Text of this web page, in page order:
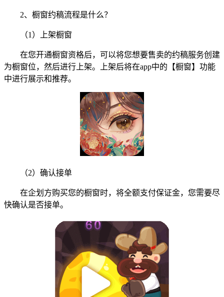
2、橱窗约稿流程是什么？
（1）上架橱窗
在您开通橱窗资格后，可以将您想要售卖的约稿服务创建
为橱窗位，然后进行上架。上架后将在app中的【橱窗】功能
中进行展示和推荐。
（2）确认接单
在企划方购买您的橱窗时，将全额支付保证金，您需要尽
快确认是否接单。